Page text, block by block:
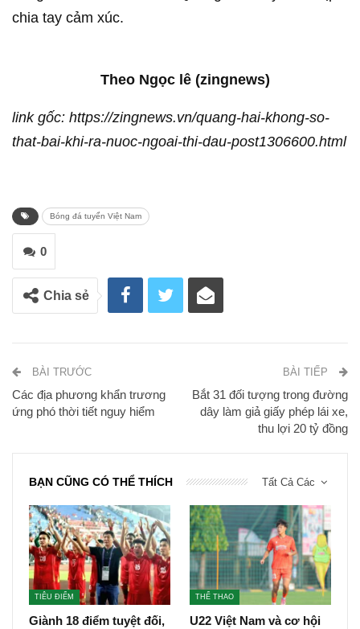
chia tay cảm xúc.
Theo Ngọc lê (zingnews)
link gốc: https://zingnews.vn/quang-hai-khong-so-
that-bai-khi-ra-nuoc-ngoai-thi-dau-post1306600.html
Bóng đá tuyển Việt Nam
0
Chia sẻ
BÀI TRƯỚC
Các địa phương khẩn trương
ứng phó thời tiết nguy hiểm
BÀI TIẾP
Bắt 31 đối tượng trong đường
dây làm giả giấy phép lái xe,
thu lợi 20 tỷ đồng
Tất Cả Các
BẠN CŨNG CÓ THỂ THÍCH
TIÊU ĐIỂM
Giành 18 điểm tuyệt đối,
THỂ THAO
U22 Việt Nam và cơ hội